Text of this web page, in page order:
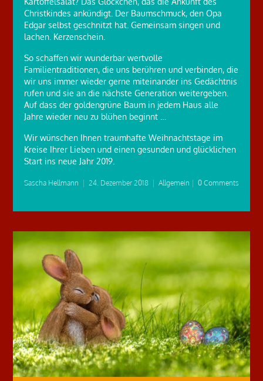
Christkindes ankündigt. Der Baumschmuck, den Opa
Edgar selbst geschnitzt hat. Gemeinsam singen und
lachen. Kerzenschein.
So schaffen wir wunderbar wertvolle
Familientraditionen, die uns berühren und verbinden, die
wir uns immer wieder gerne miteinander ins Gedächtnis
rufen und sie an die nächste Generation weitergeben.
Auf dass der goldengrüne Baum in jedem Haus alle
Jahre wieder neu zu blühen beginnt …
Wir wünschen Ihnen traumhafte Weihnachtstage im
Kreise Ihrer Lieben und einen gesunden und glücklichen
Start ins neue Jahr 2019.
Sascha Hellmann | 24. Dezember 2018 | Allgemein | 0 Comments